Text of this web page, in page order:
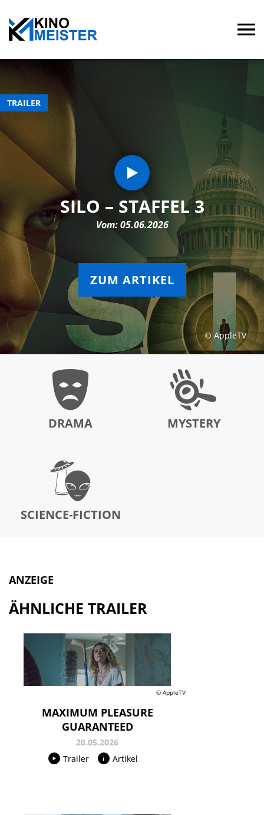
TRAILER
© AppleTV
SILO – STAFFEL 3
Vom: 05.06.2026
ZUM ARTIKEL
DRAMA MYSTERY
SCIENCE-FICTION
ANZEIGE
ÄHNLICHE TRAILER
© AppleTV
MAXIMUM PLEASURE
GUARANTEED
20.05.2026
Trailer
Artikel